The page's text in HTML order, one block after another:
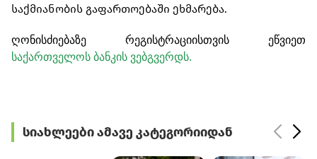
საქმიანობის გაფართოებაში ეხმარება.
ღონისძიებაზე რეგისტრაციისთვის ეწვიეთ
საქართველოს ბანკის ვებგვერდს.
სიახლეები ამავე კატეგორიიდან